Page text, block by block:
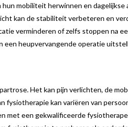
mobiliteit herwinnen en
kan de stabiliteit verbeteren en
verminderen of zelfs stoppen na
een heupvervangende operatie
Het kan pijn verlichten, de
kan variëren van
met een gekwalificeerde